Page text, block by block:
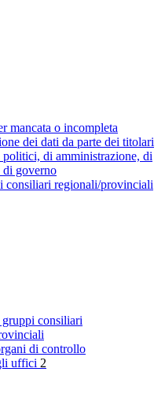
mancata o incompleta
dei dati da parte dei titolari
di amministrazione, di
di governo
consiliari regionali/provinciali
consiliari
di controllo
uffici 2